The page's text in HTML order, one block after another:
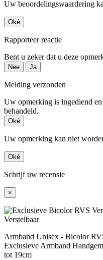
Uw beoordelingswaardering
Oké
Rapporteer reactie
Bent u zeker dat u deze
Nee Ja
Melding verzonden
Uw opmerking is ingediend
behandeld.
Oké
Uw opmerking kan niet
Oké
Schrijf uw recensie
×
Armband Unisex - Bicolor
Exclusieve Armband
tot 19cm